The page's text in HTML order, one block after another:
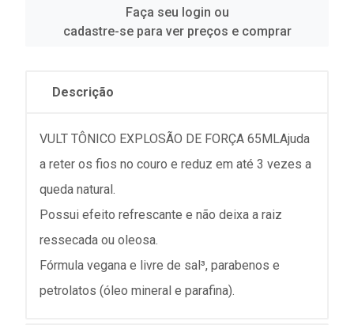
Faça seu login ou
cadastre-se para ver preços e comprar
Descrição
VULT TÔNICO EXPLOSÃO DE FORÇA 65MLAjuda
a reter os fios no couro e reduz em até 3 vezes a
queda natural.
Possui efeito refrescante e não deixa a raiz
ressecada ou oleosa.
Fórmula vegana e livre de sal³, parabenos e
petrolatos (óleo mineral e parafina).